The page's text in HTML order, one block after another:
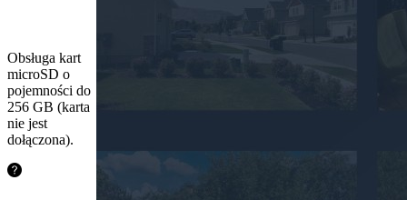
Obsługa kart
microSD o
pojemności do
256 GB (karta
nie jest
dołączona).